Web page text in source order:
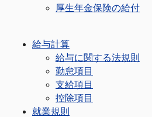
厚生年金保険の給付
給与計算
給与に関する法規則
勤怠項目
支給項目
控除項目
就業規則